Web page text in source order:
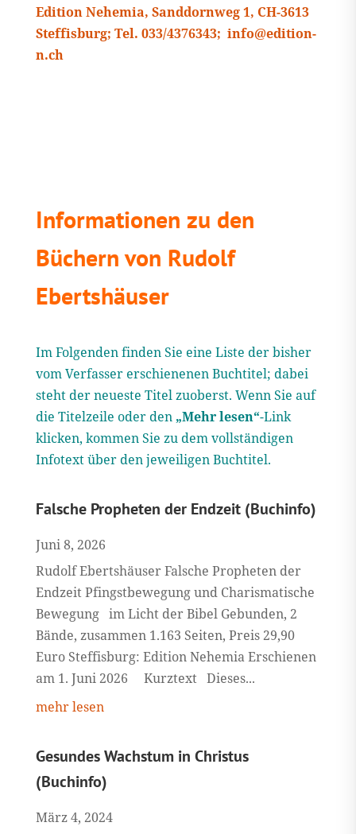
Edition Nehemia, Sanddornweg 1, CH-3613
Steffisburg; Tel. 033/4376343; info@edition-
n.ch
Informationen zu den
Büchern von Rudolf
Ebertshäuser
Im Folgenden finden Sie eine Liste der bisher
vom Verfasser erschienenen Buchtitel; dabei
steht der neueste Titel zuoberst. Wenn Sie auf
die Titelzeile oder den „Mehr lesen“-Link
klicken, kommen Sie zu dem vollständigen
Infotext über den jeweiligen Buchtitel.
Falsche Propheten der Endzeit (Buchinfo)
Juni 8, 2026
Rudolf Ebertshäuser Falsche Propheten der
Endzeit Pfingstbewegung und Charismatische
Bewegung im Licht der Bibel Gebunden, 2
Bände, zusammen 1.163 Seiten, Preis 29,90
Euro Steffisburg: Edition Nehemia Erschienen
am 1. Juni 2026 Kurztext Dieses...
mehr lesen
Gesundes Wachstum in Christus
(Buchinfo)
März 4, 2024